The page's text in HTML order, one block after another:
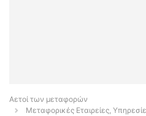
Αετοί των μεταφορών
Μεταφορικές Εταιρείες,